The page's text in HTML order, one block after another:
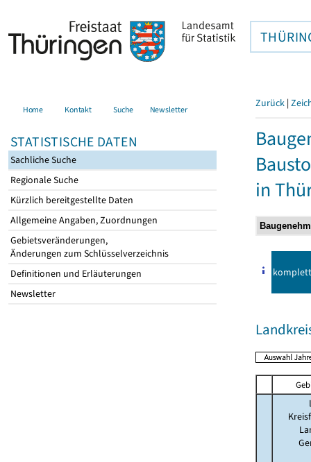
Home Kontakt Suche Newsletter
STATISTISCHE DATEN
Sachliche Suche
Regionale Suche
Kürzlich bereitgestellte Daten
Allgemeine Angaben, Zuordnungen
Gebietsveränderungen,
Änderungen zum Schlüsselverzeichnis
Definitionen und Erläuterungen
Newsletter
Zurück |
in
komplett